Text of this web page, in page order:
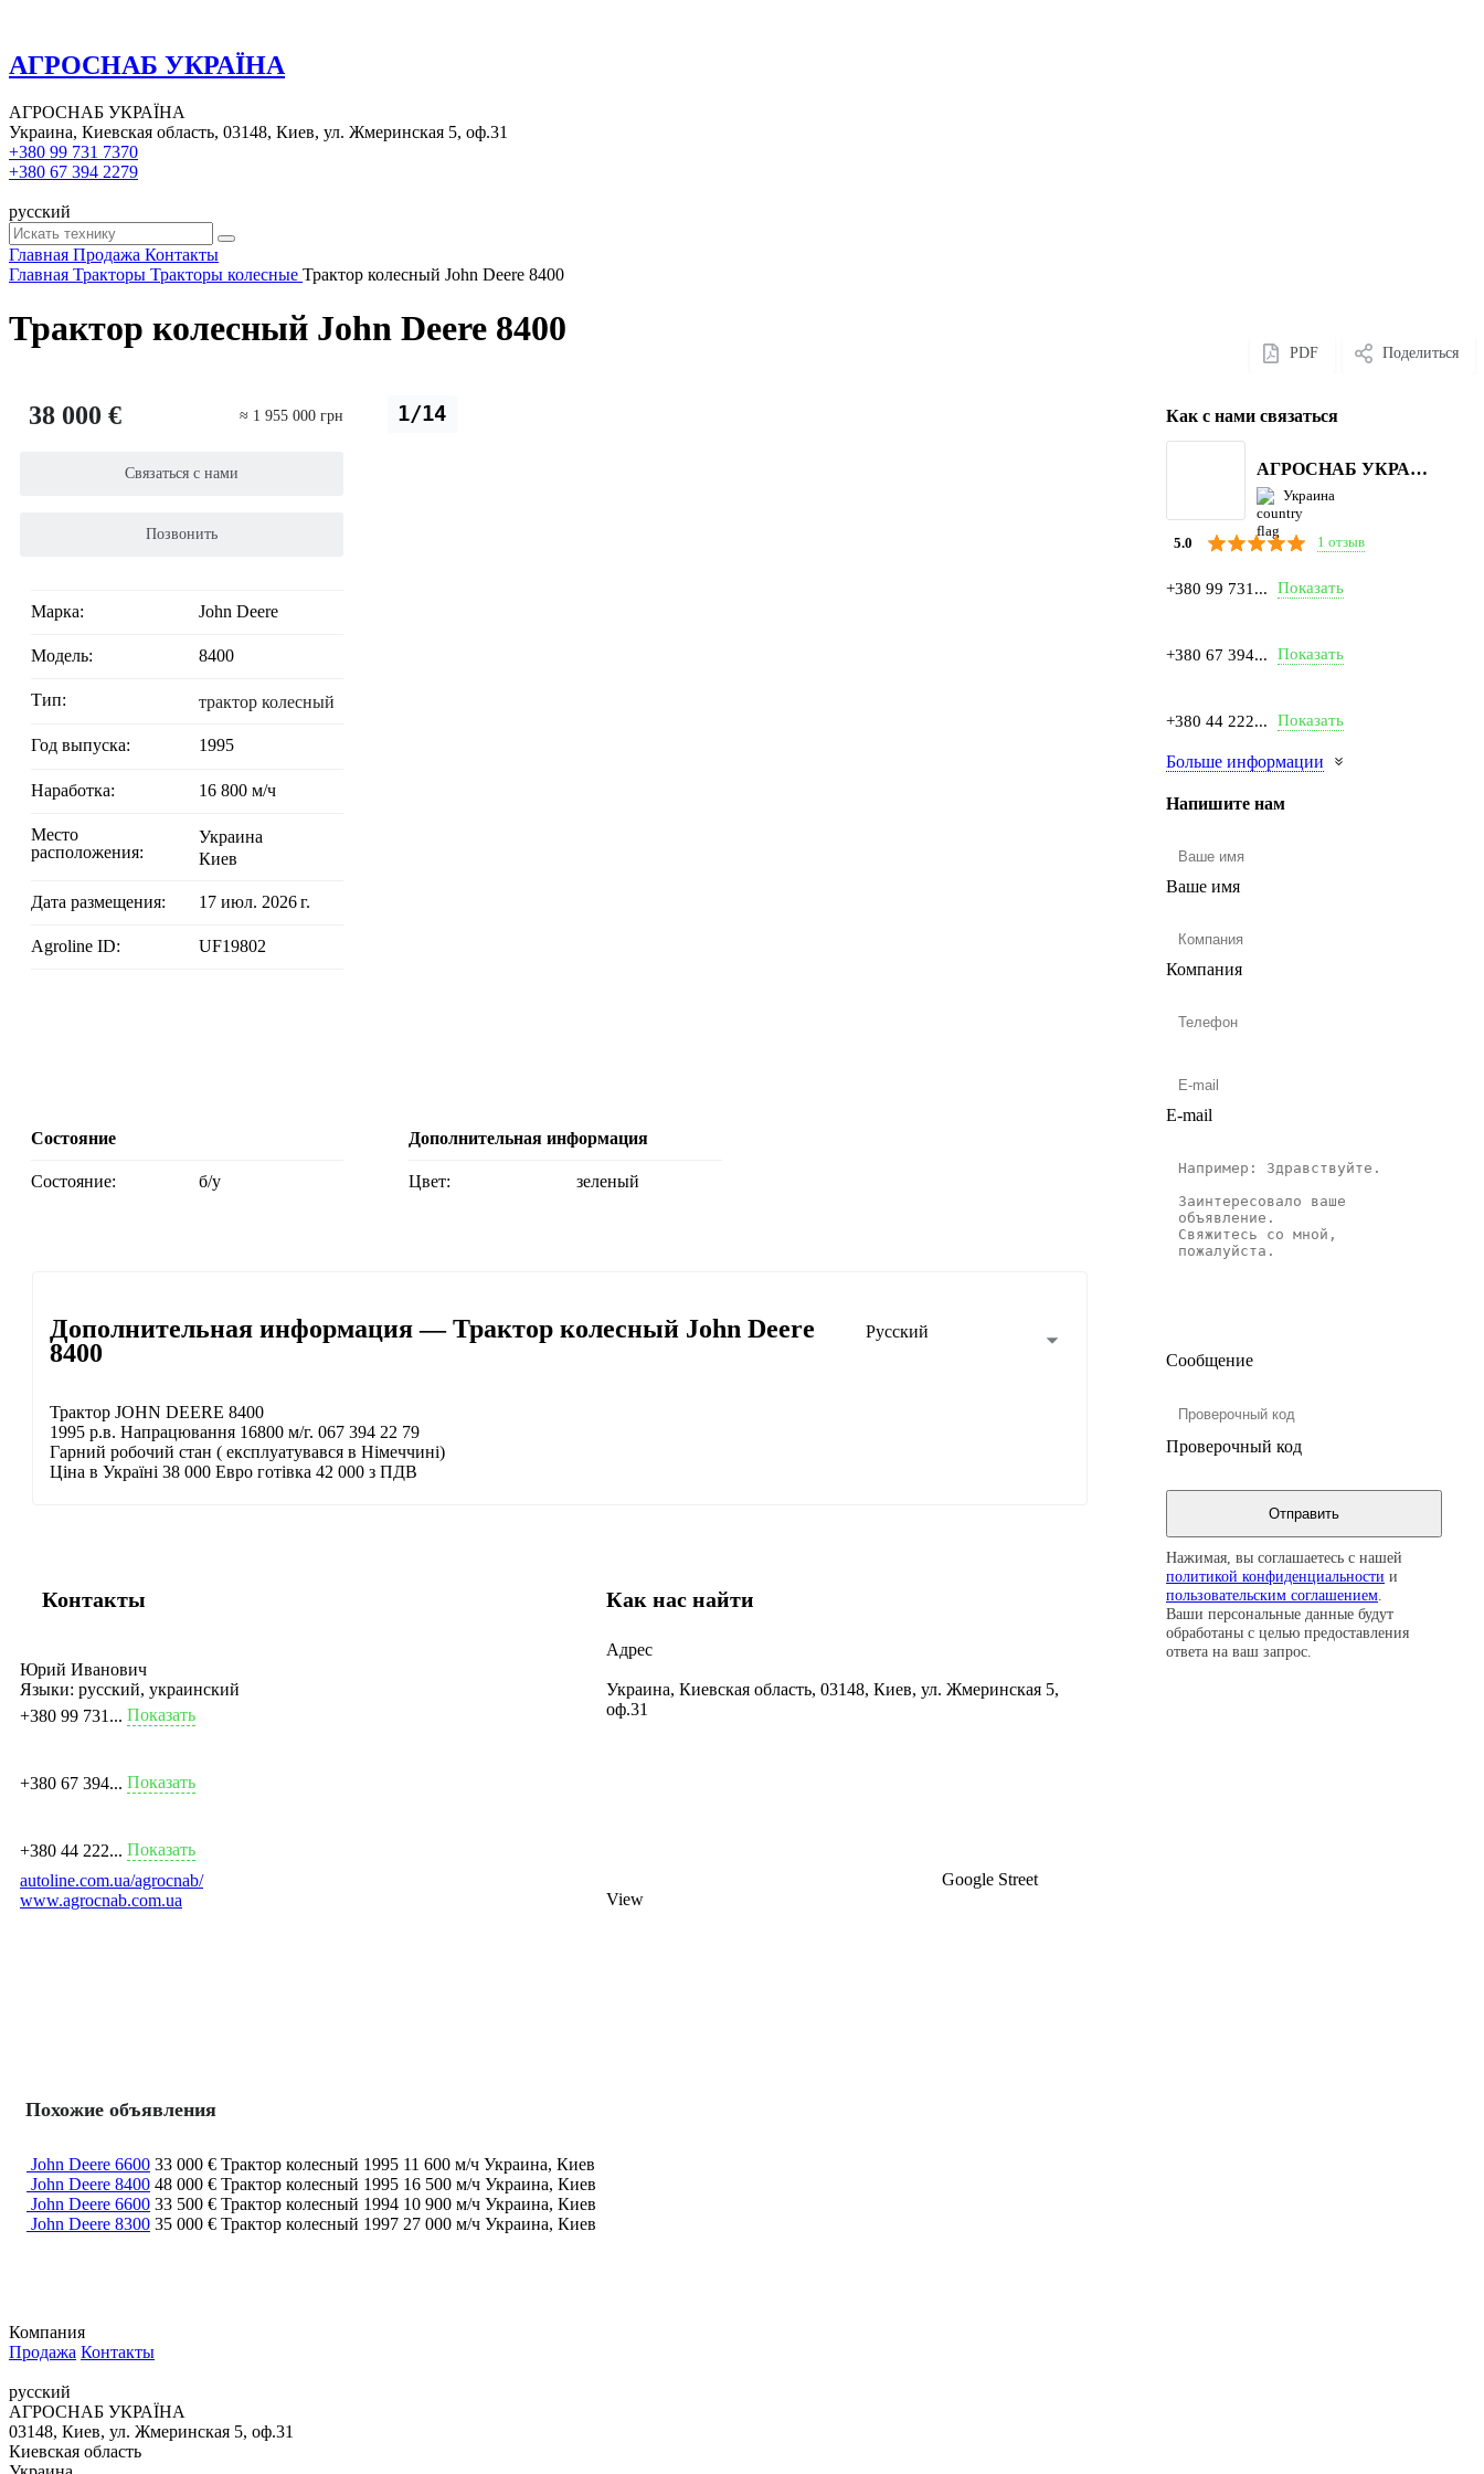
АГРОСНАБ УКРАЇНА
АГРОСНАБ УКРАЇНА
Украина, Киевская область, 03148, Киев, ул. Жмеринская 5, оф.31
+380 99 731 7370
+380 67 394 2279
русский
Главная Продажа Контакты
Главная Тракторы Тракторы колесные Трактор колесный John Deere 8400
Трактор колесный John Deere 8400
PDF Поделиться
1/14
38 000 € ≈ 1 955 000 грн
Связаться с нами
Позвонить
Марка: John Deere
Модель: 8400
Тип: трактор колесный
Год выпуска: 1995
Наработка: 16 800 м/ч
Место
расположения:
Украина
Киев
Дата размещения: 17 июл. 2026 г.
Agroline ID: UF19802
Состояние
Состояние: б/у
Дополнительная информация
Цвет: зеленый
Дополнительная информация — Трактор колесный John Deere
8400
Русский
Трактор JOHN DEERE 8400
1995 р.в. Напрацювання 16800 м/г. 067 394 22 79
Гарний робочий стан ( експлуатувався в Німеччині)
Ціна в Україні 38 000 Евро готівка 42 000 з ПДВ
Как с нами связаться
АГРОСНАБ УКРАЇНА
Украина
5.0 1 отзыв
+380 99 731... Показать
+380 67 394... Показать
+380 44 222... Показать
Больше информации
Напишите нам
Ваше имя
Компания
E-mail
Сообщение
Проверочный код
Нажимая, вы соглашаетесь с нашей
политикой конфиденциальности и
пользовательским соглашением
Ваши персональные данные будут
обработаны с целью предоставления
ответа на ваш запрос.
Контакты
Юрий Иванович
Языки: русский, украинский
+380 99 731... Показать
+380 67 394... Показать
+380 44 222... Показать
autoline.com.ua/agrocnab/
www.agrocnab.com.ua
Как нас найти
Адрес
Украина, Киевская область, 03148, Киев, ул. Жмеринская 5,
оф.31
Google Street
View
Похожие объявления
John Deere 6600 33 000 € Трактор колесный 1995 11 600 м/ч Украина, Киев
John Deere 8400 48 000 € Трактор колесный 1995 16 500 м/ч Украина, Киев
John Deere 6600 33 500 € Трактор колесный 1994 10 900 м/ч Украина, Киев
John Deere 8300 35 000 € Трактор колесный 1997 27 000 м/ч Украина, Киев
Компания
Продажа Контакты
русский
АГРОСНАБ УКРАЇНА
03148, Киев, ул. Жмеринская 5, оф.31
Киевская область